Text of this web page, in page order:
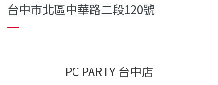
台中市北區中華路二段120號
PC PARTY 台中店